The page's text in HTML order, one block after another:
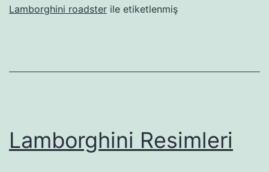
Lamborghini roadster ile etiketlenmiş
Lamborghini Resimleri